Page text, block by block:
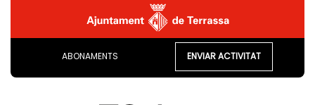
content
ABONAMENTS ENVIAR ACTIVITAT